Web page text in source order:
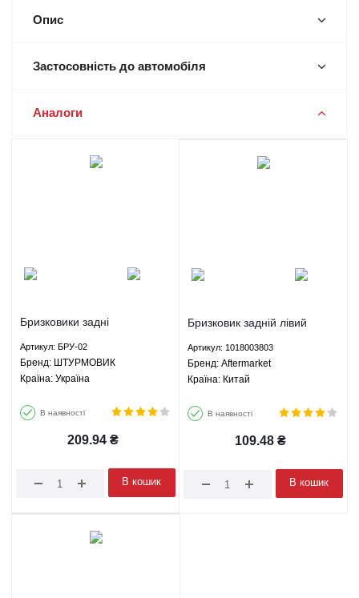
Опис
Застосовність до автомобіля
Аналоги
Бризковики задні
(гумові) TUN 2 - БРУ-02
ШТУРМОВИК
Артикул: БРУ-02
Брeнд: ШТУРМОВИК
Країна: Україна
В наявності
209.94 ₴
В кошик
Бризковик задній лівий
1018003803 Aftermarket
Артикул: 1018003803
Брeнд: Aftermarket
Країна: Китай
В наявності
109.48 ₴
В кошик